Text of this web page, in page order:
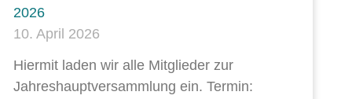
2026
10. April 2026
Hiermit laden wir alle Mitglieder zur
Jahreshauptversammlung ein. Termin: